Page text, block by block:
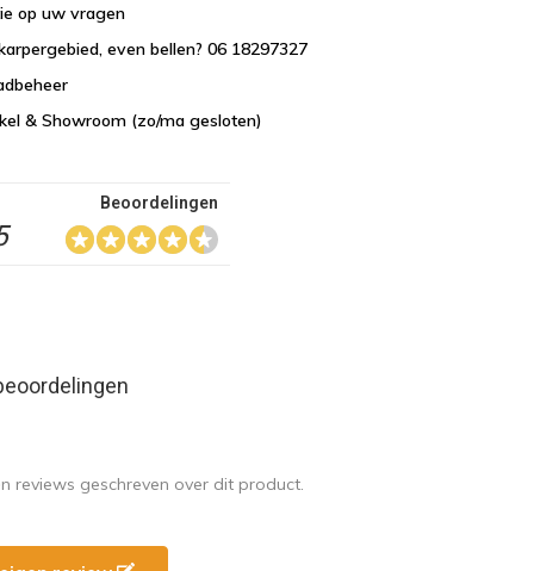
op uw vragen
even bellen? 06 18297327
& Showroom (zo/ma gesloten)
Beoordelingen
reviews geschreven over dit product.